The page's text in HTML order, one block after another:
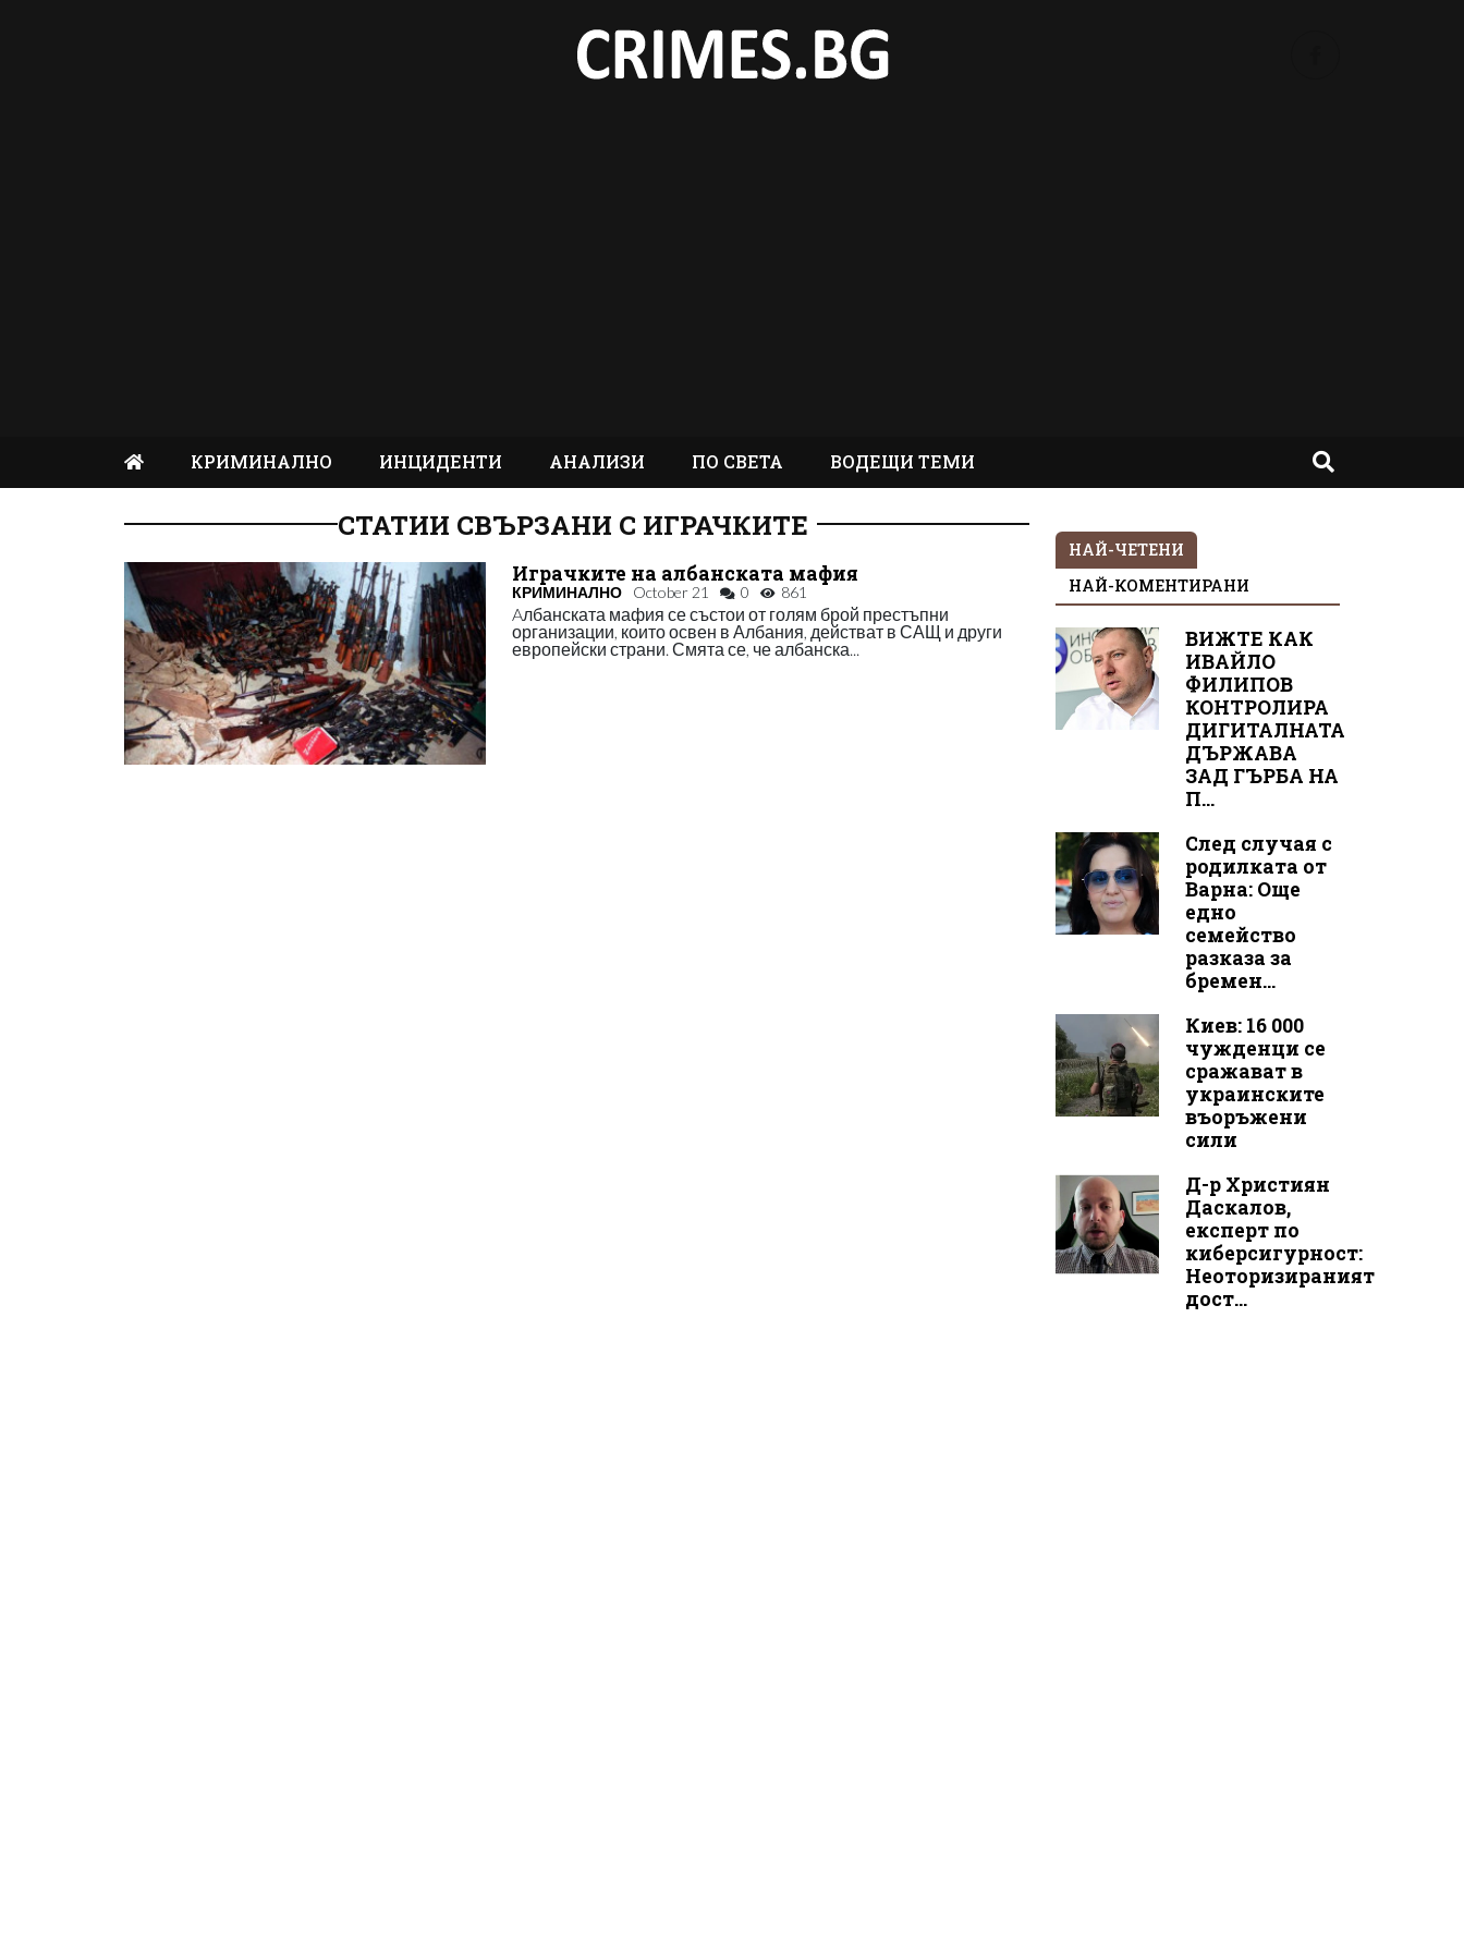
КРИМИНАЛНО ИНЦИДЕНТИ АНАЛИЗИ ПО СВЕТА ВОДЕЩИ ТЕМИ
СТАТИИ СВЪРЗАНИ С ИГРАЧКИТЕ
Играчките на албанската мафия
КРИМИНАЛНО October 21 0 861
Aлбанската мафия се състои от голям брой престъпни
организации, които освен в Албания, действат в САЩ и други
европейски страни. Смята се, че албанска...
НАЙ-ЧЕТЕНИ
НАЙ-КОМЕНТИРАНИ
ВИЖТЕ КАК
ИВАЙЛО
ФИЛИПОВ
КОНТРОЛИРА
ДИГИТАЛНАТА
ДЪРЖАВА
ЗАД ГЪРБА НА
П...
След случая с
родилката от
Варна: Още
едно
семейство
разказа за
бремен...
Киев: 16 000
чужденци се
сражават в
украинските
въоръжени
сили
Д-р Християн
Даскалов,
експерт по
киберсигурност:
Неоторизираният
дост...